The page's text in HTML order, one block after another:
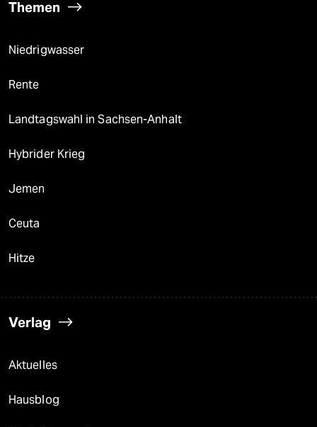
Themen
Niedrigwasser
Rente
Landtagswahl in Sachsen-Anhalt
Hybrider Krieg
Jemen
Ceuta
Hitze
Verlag
Aktuelles
Hausblog